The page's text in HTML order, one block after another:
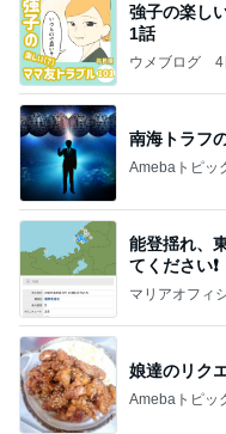
強子の楽し
1話
ウメブログ 4
南海トラフ
Amebaトピッ
能登揺れ、
てください❗️
マリアオフィ
娘達のリク
Amebaトピッ